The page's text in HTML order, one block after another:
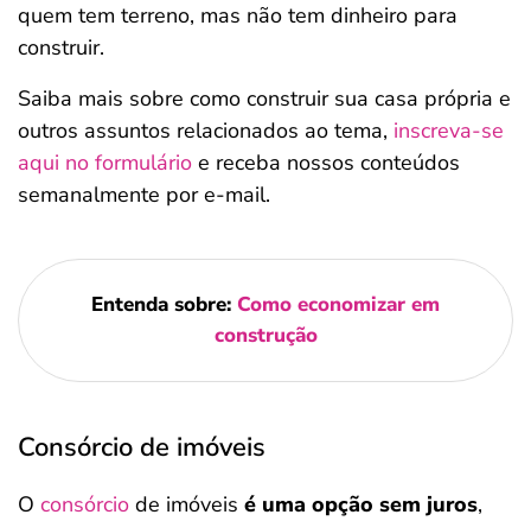
quem tem terreno, mas não tem dinheiro para
construir.
Saiba mais sobre como construir sua casa própria e
outros assuntos relacionados ao tema, inscreva-se
aqui no formulário e receba nossos conteúdos
semanalmente por e-mail.
Entenda sobre: Como economizar em
construção
Consórcio de imóveis
O consórcio de imóveis é uma opção sem juros,